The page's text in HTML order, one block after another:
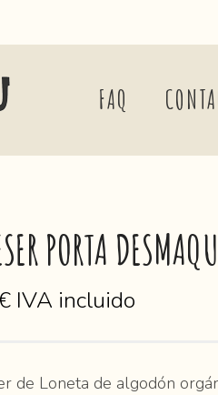
FAQ
PORTA
IVA incluido
de Loneta de algodón